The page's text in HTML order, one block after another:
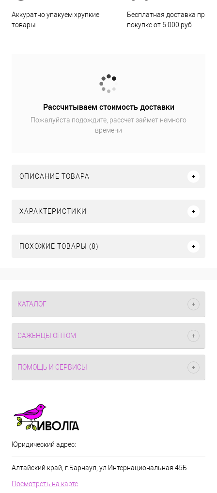
Аккуратно упакуем хрупкие
товары
Бесплатная доставка при
покупке от 5 000 руб
Рассчитываем стоимость доставки
Пожалуйста подождите, рассчет займет немного
времени
ОПИСАНИЕ ТОВАРА
ХАРАКТЕРИСТИКИ
ПОХОЖИЕ ТОВАРЫ (8)
КАТАЛОГ
САЖЕНЦЫ ОПТОМ
ПОМОЩЬ И СЕРВИСЫ
Юридический адрес:
Алтайский край, г.Барнаул, ул Интернациональная 45Б
Посмотреть на карте